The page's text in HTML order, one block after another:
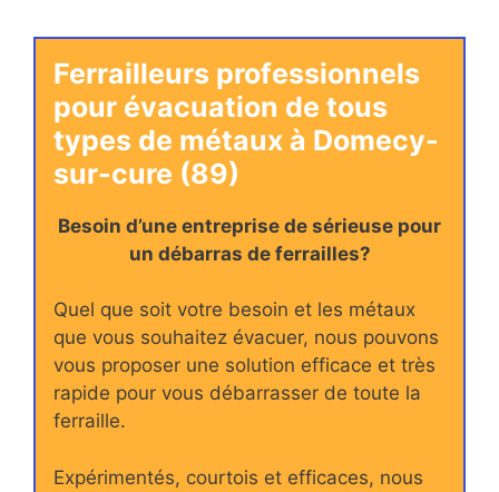
Ferrailleurs professionnels
pour évacuation de tous
types de métaux à Domecy-
sur-cure (89)
Besoin d’une entreprise de sérieuse pour
un débarras de ferrailles?
Quel que soit votre besoin et les métaux
que vous souhaitez évacuer, nous pouvons
vous proposer une solution efficace et très
rapide pour vous débarrasser de toute la
ferraille.
Expérimentés, courtois et efficaces, nous